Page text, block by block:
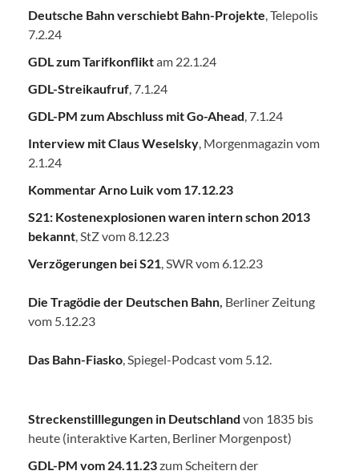
Deutsche Bahn verschiebt Bahn-Projekte , Telepolis
7.2.24
GDL zum Tarifkonfliktam 22.1.24
GDL-Streikaufruf , 7.1.24
GDL-PM zum Abschluss mit Go-Ahead , 7.1.24
Interview mit Claus Weselsky , Morgenmagazin vom
2.1.24
Kommentar Arno Luik vom 17.12.23
S21: Kostenexplosionen waren intern schon 2013
bekannt , StZ vom 8.12.23
Verzögerungen bei S21 , SWR vom 6.12.23
Die Tragödie der Deutschen Bahn Berliner Zeitung
vom 5.12.23
Das Bahn-Fiasko , Spiegel-Podcast vom 5.12.
Streckenstilllegungen in Deutschland von 1835 bis
heute (interaktive Karten, Berliner Morgenpost)
GDL-PM vom 24.11.23zum Scheitern der